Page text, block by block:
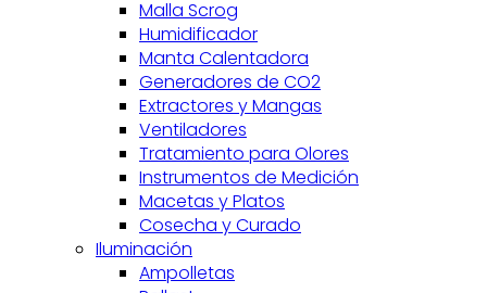
Malla Scrog
Humidificador
Manta Calentadora
Generadores de CO2
Extractores y Mangas
Ventiladores
Tratamiento para Olores
Instrumentos de Medición
Macetas y Platos
Cosecha y Curado
Iluminación
Ampolletas